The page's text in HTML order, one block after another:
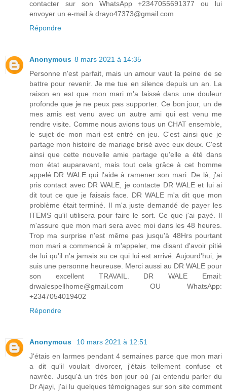
contacter sur son WhatsApp +2347055691377 ou lui
envoyer un e-mail à drayo47373@gmail.com
Répondre
Anonymous 8 mars 2021 à 14:35
Personne n'est parfait, mais un amour vaut la peine de se
battre pour revenir. Je me tue en silence depuis un an. La
raison en est que mon mari m'a laissé dans une douleur
profonde que je ne peux pas supporter. Ce bon jour, un de
mes amis est venu avec un autre ami qui est venu me
rendre visite. Comme nous avions tous un CHAT ensemble,
le sujet de mon mari est entré en jeu. C'est ainsi que je
partage mon histoire de mariage brisé avec eux deux. C'est
ainsi que cette nouvelle amie partage qu'elle a été dans
mon état auparavant, mais tout cela grâce à cet homme
appelé DR WALE qui l'aide à ramener son mari. De là, j'ai
pris contact avec DR WALE, je contacte DR WALE et lui ai
dit tout ce que je faisais face. DR WALE m'a dit que mon
problème était terminé. Il m'a juste demandé de payer les
ITEMS qu'il utilisera pour faire le sort. Ce que j'ai payé. Il
m'assure que mon mari sera avec moi dans les 48 heures.
Trop ma surprise n'est même pas jusqu'à 48Hrs pourtant
mon mari a commencé à m'appeler, me disant d'avoir pitié
de lui qu'il n'a jamais su ce qui lui est arrivé. Aujourd'hui, je
suis une personne heureuse. Merci aussi au DR WALE pour
son excellent TRAVAIL. DR WALE Email:
drwalespellhome@gmail.com OU WhatsApp:
+2347054019402
Répondre
Anonymous
10 mars 2021 à 12:51
J'étais en larmes pendant 4 semaines parce que mon mari
a dit qu'il voulait divorcer, j'étais tellement confuse et
navrée. Jusqu'à un très bon jour où j'ai entendu parler du
Dr Ajayi, j'ai lu quelques témoignages sur son site comment